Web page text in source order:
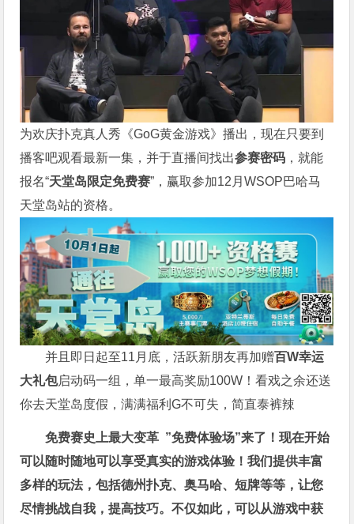
为欢庆扑克真人秀《GoG黄金游戏》播出，现在只要到
播客吧观看最新一集，并于直播间找出参赛密码 ，就能
报名“天堂岛限定免费赛”，赢取参加12月WSOP巴哈马
天堂岛站的资格。
并且即日起至11月底，活跃新朋友再加赠百W幸运
大礼包启动码一组，单一最高奖励100W！看戏之余还送
你去天堂岛度假，满满福利G不可失，简直泰裤辣
免费赛史上最大变革 ”免费体验场”来了！现在开始
可以随时随地可以享受真实的游戏体验！我们提供丰富
多样的玩法，包括德州扑克、奥马哈、短牌等等，让您
尽情挑战自我，提高技巧。不仅如此，可以从游戏中获